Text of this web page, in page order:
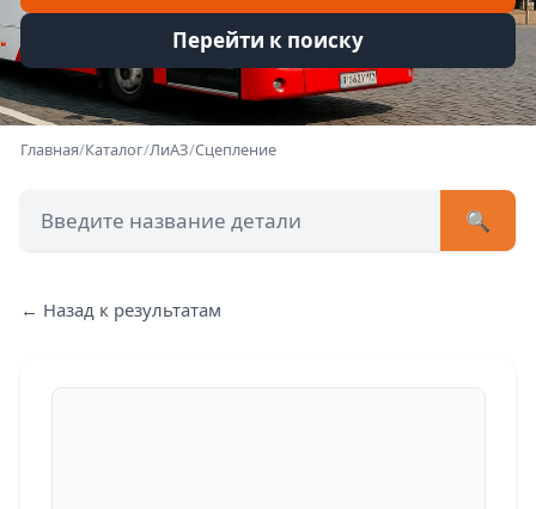
Перейти к поиску
Главная/Каталог/ЛиАЗ/Сцепление
🔍
← Назад к результатам